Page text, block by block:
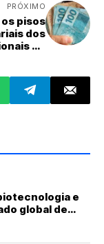
PRÓXIMO
pisos
dos
de
e
global de